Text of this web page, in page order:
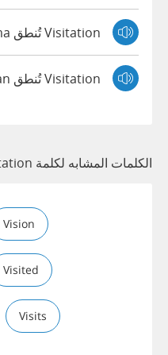
Visitation تُنطق Emma
Visitation تُنطق Brian
الكلمات المشابه لكلمة Visitation
Vision
Visited
Visits